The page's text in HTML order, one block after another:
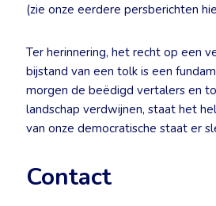
(zie onze eerdere persberichten
Ter herinnering, het recht op een
bijstand van een tolk is een
morgen de beëdigd vertalers en
landschap verdwijnen, staat het
van onze democratische staat er
Contact